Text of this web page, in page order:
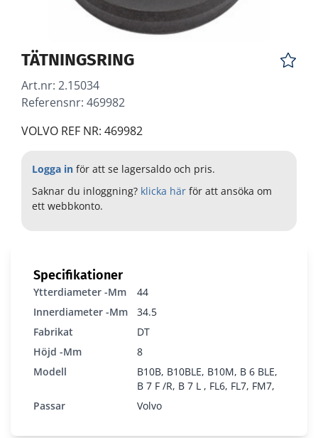
TÄTNINGSRING
Art.nr: 2.15034
Referensnr: 469982
VOLVO REF NR: 469982
Logga in för att se lagersaldo och pris.
Saknar du inloggning? klicka här för att ansöka om
ett webbkonto.
Specifikationer
Ytterdiameter -mm
44
Innerdiameter -mm
34.5
Fabrikat
DT
Höjd -mm
8
Modell
B10B, B10BLE, B10M, B 6 BLE,
B 7 F /R, B 7 L , FL6, FL7, FM7,
Passar
Volvo